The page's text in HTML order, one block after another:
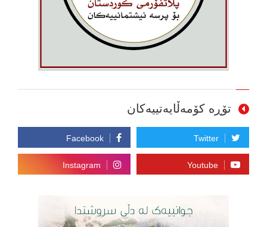
تۆڕە کۆمەڵایەتییەکان